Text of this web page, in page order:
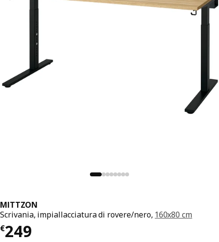
MITTZON
Scrivania, impiallacciatura di rovere/nero, 160x80 cm
€249
Prezzo € 249